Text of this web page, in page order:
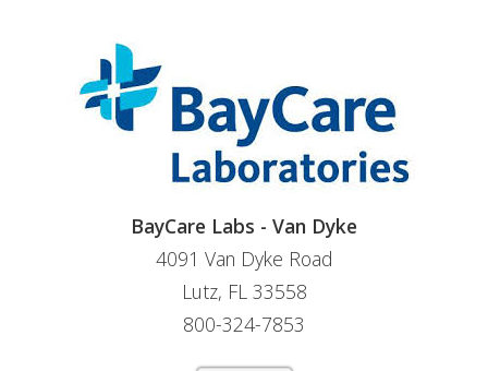
BayCare Labs - Van Dyke
4091 Van Dyke Road
Lutz, FL 33558
800-324-7853